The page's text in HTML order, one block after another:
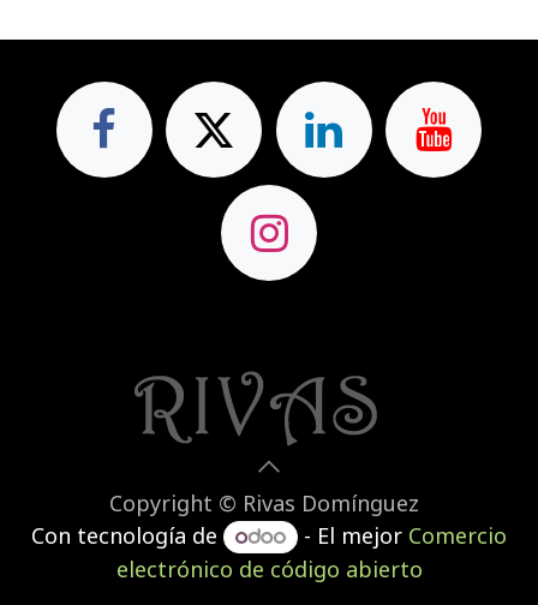
Copyright © Rivas Domínguez
Con tecnología de
- El mejor Comercio
electrónico de código abierto